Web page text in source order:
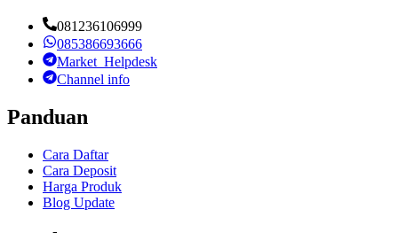
081236106999
085386693666
Market_Helpdesk
Channel info
Panduan
Cara Daftar
Cara Deposit
Harga Produk
Blog Update